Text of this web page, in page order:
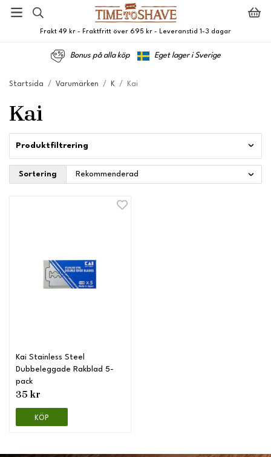
Frakt 49 kr - Fraktfritt över 695 kr - Leveranstid 1-3 dagar
Bonus på alla köp Eget lager i Sverige
Startsida / Varumärken / K / Kai
Kai
Produktfiltrering
Sortering
Kai Stainless Steel
Dubbeleggade Rakblad 5-
pack
35 kr
KÖP